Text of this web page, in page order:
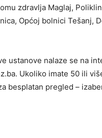
zdravlja Maglaj,
Općoj bolnici Tešanj,
ustanove nalaze se na
Ukoliko imate 50 ili
besplatan pregled –